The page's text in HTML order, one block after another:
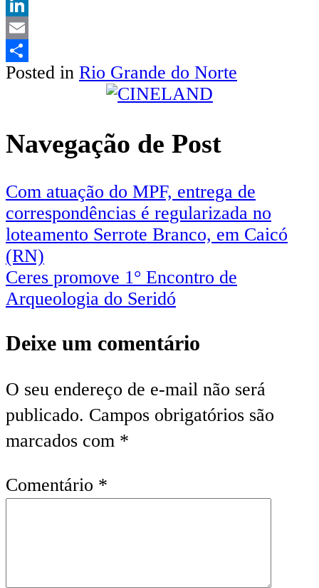
Twitter
LinkedIn
Email
Share
Posted in Rio Grande do Norte
Navegação de Post
Com atuação do MPF, entrega de
correspondências é regularizada no
loteamento Serrote Branco, em Caicó
(RN)
Ceres promove 1° Encontro de
Arqueologia do Seridó
Deixe um comentário
O seu endereço de e-mail não será
publicado. Campos obrigatórios são
marcados com *
Comentário *